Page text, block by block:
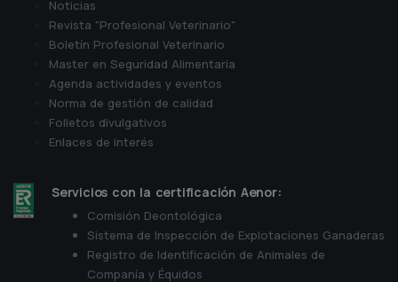
Noticias
Revista "Profesional Veterinario"
Boletín Profesional Veterinario
Master en Seguridad Alimentaria
Agenda actividades y eventos
Norma de gestión de calidad
Folletos divulgativos
Enlaces de interés
Servicios con la certificación Aenor:
Comisión Deontológica
Sistema de Inspección de Explotaciones Ganaderas
Registro de Identificación de Animales de
Companía y Équidos